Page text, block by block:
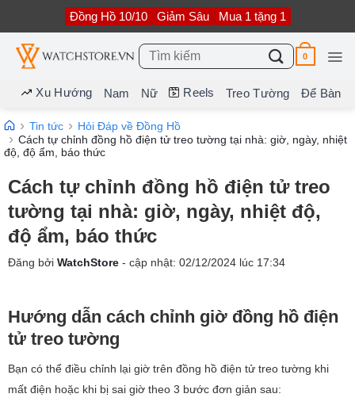
nội
dung
Đồng Hồ 10/10 Giảm Sâu Mua 1 tặng 1
Tìm
kiếm:
0
Xu Hướng Nam Nữ Reels Treo Tường Để Bàn
Tin tức
Hỏi Đáp về Đồng Hồ
Cách tự chỉnh đồng hồ điện tử treo tường tại nhà: giờ, ngày, nhiệt
độ, độ ẩm, báo thức
Cách tự chỉnh đồng hồ điện tử treo
tường tại nhà: giờ, ngày, nhiệt độ,
độ ẩm, báo thức
Đăng bởi WatchStore - cập nhật: 02/12/2024 lúc 17:34
Hướng dẫn cách chỉnh giờ đồng hồ điện
tử treo tường
Bạn có thể điều chỉnh lại giờ trên đồng hồ điện tử treo tường khi
mất điện hoặc khi bị sai giờ theo 3 bước đơn giản sau: